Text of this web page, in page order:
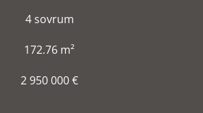
4 sovrum
172.76 m²
2 950 000 €